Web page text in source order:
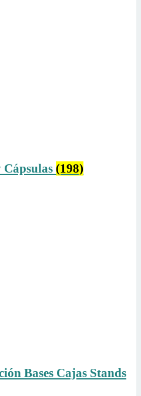
Cápsulas (198)
Bases Cajas Stands